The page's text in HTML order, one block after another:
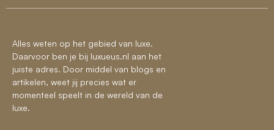
Alles weten op het gebied van luxe.
Daarvoor ben je bij luxueus.nl aan het
juiste adres. Door middel van blogs en
artikelen, weet jij precies wat er
momenteel speelt in de wereld van de
luxe.